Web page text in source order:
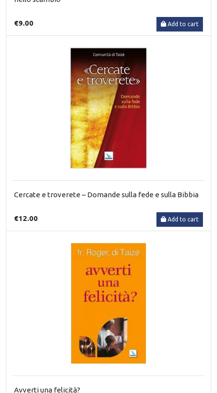
€9.00 Add to cart
Cercate e troverete – Domande sulla fede e sulla Bibbia
€12.00 Add to cart
Avverti una felicità?